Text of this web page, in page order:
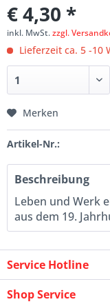
€ 4,30 *
inkl. MwSt.zzgl.
Lieferzeit ca. 5 -10
Merken
Artikel-Nr.:
Beschreibung
Leben und Werk
aus dem 19.
Service Hotline
Shop Service